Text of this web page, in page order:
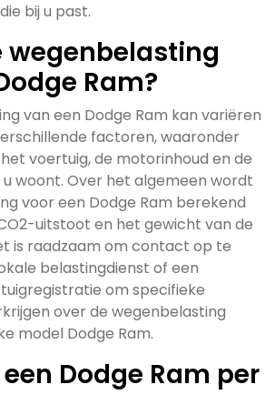
bij u past.
wegenbelasting
Ram?
van een Dodge Ram kan variëren
factoren, waaronder
voertuig, de motorinhoud en de
woont. Over het algemeen wordt
voor een Dodge Ram berekend
uitstoot en het gewicht van de
is raadzaam om contact op te
belastingdienst of een
om specifieke
over de wegenbelasting
model Dodge Ram.
Dodge Ram per